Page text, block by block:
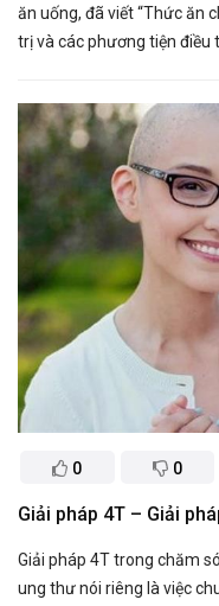
ăn uống, đã viết “Thức ăn
trị và các phương tiện điều
0 0
​Giải pháp 4T – Giải
Giải pháp 4T trong chăm
ung thư nói riêng là việc